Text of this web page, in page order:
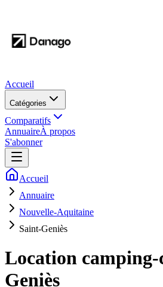
Accueil
Catégories
Comparatifs
AnnuaireÀ propos
S'abonner
Accueil
Annuaire
Nouvelle-Aquitaine
Saint-Geniès
Location camping-
Geniès